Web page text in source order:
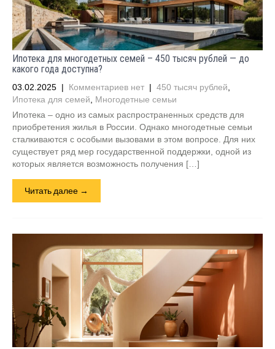
Ипотека для многодетных семей – 450 тысяч рублей — до
какого года доступна?
03.02.2025 | Комментариев нет | 450 тысяч рублей
Ипотека для семей
Многодетные семьи
Ипотека – одно из самых распространенных средств для
приобретения жилья в России. Однако многодетные семьи
сталкиваются с особыми вызовами в этом вопросе. Для них
существует ряд мер государственной поддержки, одной из
которых является возможность получения […]
Читать далее →